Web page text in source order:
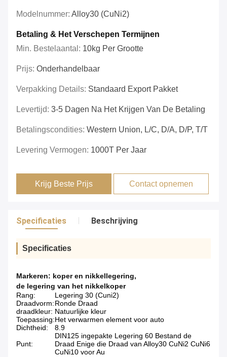
Modelnummer: Alloy30 (CuNi2)
Betaling & Het Verschepen Termijnen
Min. Bestelaantal: 10kg Per Grootte
Prijs: Onderhandelbaar
Verpakking Details: Standaard Export Pakket
Levertijd: 3-5 Dagen Na Het Krijgen Van De Betaling
Betalingscondities: Western Union, L/C, D/A, D/P, T/T
Levering Vermogen: 1000T Per Jaar
Krijg Beste Prijs Contact opnemen
Specificaties Beschrijving
Specificaties
Markeren: koper en nikkellegering,
de legering van het nikkelkoper
Rang:
Legering 30 (Cuni2)
Draadvorm:Ronde Draad
draadkleur: Natuurlijke kleur
Toepassing:Het verwarmen element voor auto
Dichtheid:
8.9
Punt:
DIN125 ingepakte Legering 60 Bestand de
Draad Enige die Draad van Alloy30 CuNi2 CuNi6
CuNi10 voor Au